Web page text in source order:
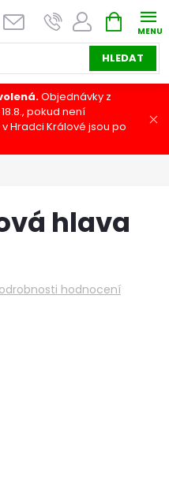
HLEDAT
NÁKUPNÍ
KOŠÍK
Objednávky z
pokud není
Hradci Králové jsou po
hlava
hodnocení